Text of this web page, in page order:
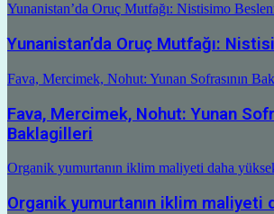
Yunanistan’da Oruç Mutfağı: Nistisimo
Yunanistan’da Oruç Mutfağı:
Fava, Mercimek, Nohut: Yunan Sofrasının
Fava, Mercimek, Nohut: Yunan
Baklagilleri
Organik yumurtanın iklim maliyeti daha
Organik yumurtanın iklim maliyeti